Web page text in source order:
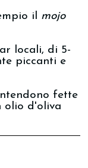
il mojo
locali, di 5-
piccanti e
fette
olio d'oliva